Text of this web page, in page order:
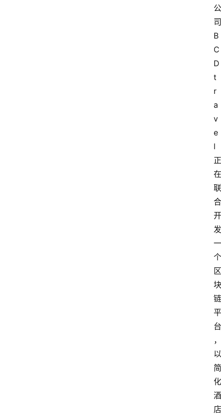
公
司
B
C
D
t
r
a
v
e
l
正
在
联
合
开
发
一
个
区
块
链
平
台
，
以
简
化
酒
店